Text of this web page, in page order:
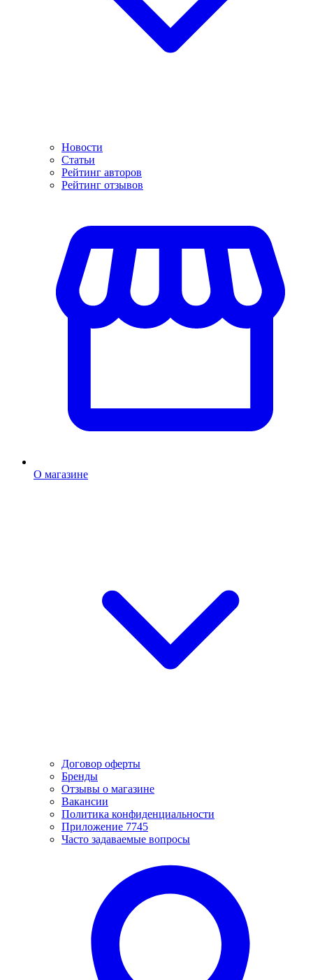
Новости
Статьи
Рейтинг авторов
Рейтинг отзывов
О магазине
Договор оферты
Бренды
Отзывы о магазине
Вакансии
Политика конфиденциальности
Приложение 7745
Часто задаваемые вопросы